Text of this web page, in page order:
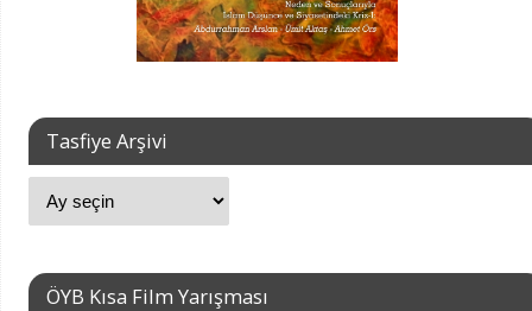
Tasfiye Arşivi
ÖYB Kısa Film Yarışması